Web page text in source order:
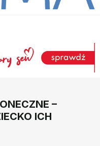
–
ICH